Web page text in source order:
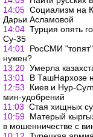
14:05 Социализм на
Дарьи Асламовой
14:04 Турция опять
Су-35
14:01
РосСМИ
нужен?
13:20 Умерла
13:01
В ТашНархозе
12:53
Киев и Нур-
мин-удобрений
11:03 Стая хищных
10:59 Матерый
в мошенничестве с